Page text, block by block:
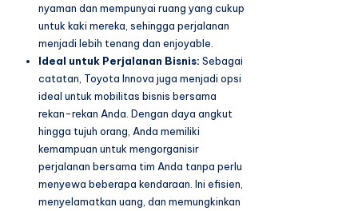
nyaman dan mempunyai ruang yang cukup
untuk kaki mereka, sehingga perjalanan
menjadi lebih tenang dan enjoyable.
Ideal untuk Perjalanan Bisnis: Sebagai
catatan, Toyota Innova juga menjadi opsi
ideal untuk mobilitas bisnis bersama
rekan-rekan Anda. Dengan daya angkut
hingga tujuh orang, Anda memiliki
kemampuan untuk mengorganisir
perjalanan bersama tim Anda tanpa perlu
menyewa beberapa kendaraan. Ini efisien,
menyelamatkan uang, dan memungkinkan